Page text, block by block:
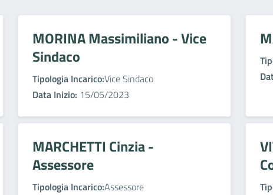
MORINA Massimiliano - Vice
Sindaco
Tipologia Incarico:Vice Sindaco
Data Inizio: 15/05/2023
MARCHETTI Cinzia -
Assessore
Tipologia Incarico:Assessore